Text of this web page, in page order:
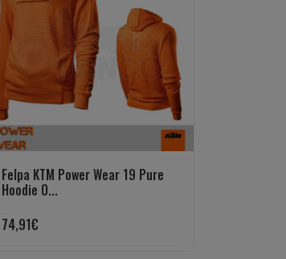
Felpa KTM Power Wear 19 Pure
Hoodie O...
74,91€